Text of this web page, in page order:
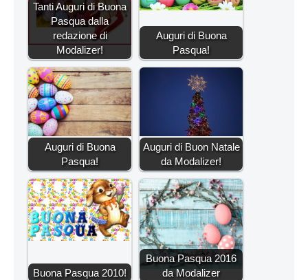
Tanti Auguri di Buona
Pasqua dalla
redazione di
Modalizer!
Auguri di Buona
Pasqua!
Auguri di Buona
Pasqua!
Auguri di Buon Natale
da Modalizer!
Buona Pasqua 2010!
Buona Pasqua 2016
da Modalizer